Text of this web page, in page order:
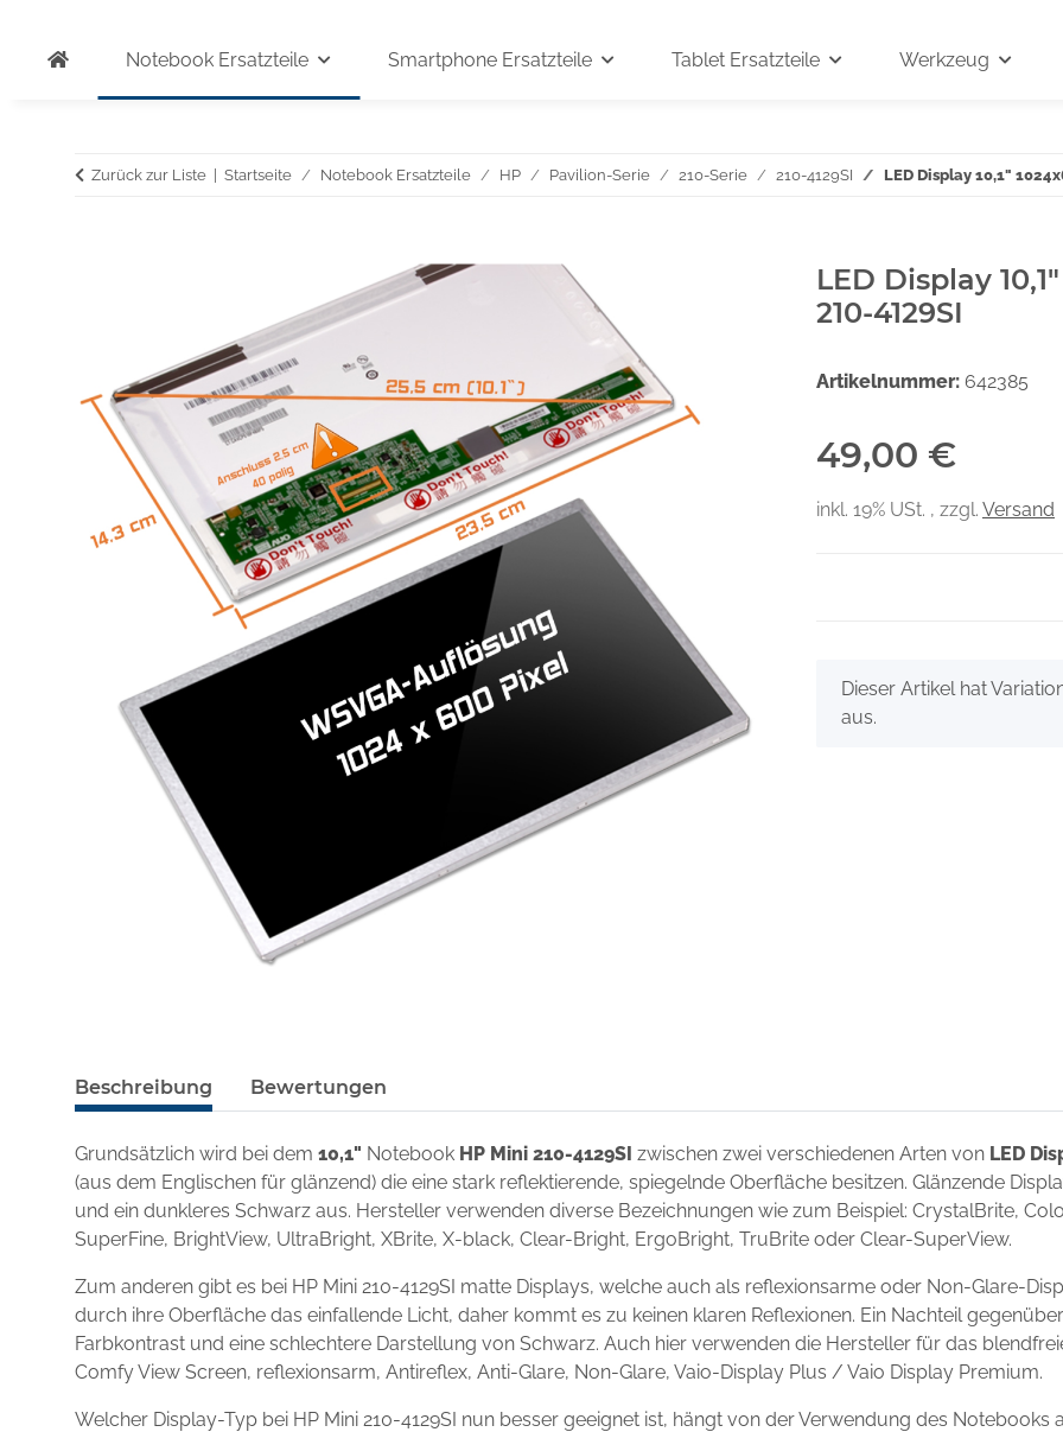
Notebook Ersatzteile Smartphone Ersatzteile Tablet Ersatzteile Werkzeug
Zurück zur Liste Startseite Notebook Ersatzteile HP Pavilion-Serie 210-Serie 210-4129SI LED Display 10,1"
LED Display
210-4129SI
Artikelnummer: 642385
49,00 €
inkl. 19% USt. , zzgl. Versand
xDieser Artikel hat
aus.
Beschreibung Bewertungen
Grundsätzlich wird bei dem 10,1" Notebook HP Mini 210-4129SI zwischen zwei verschiedenen Arten von LED
(aus dem Englischen für glänzend) die eine stark reflektierende, spiegelnde Oberfläche besitzen. Glänzende
und ein dunkleres Schwarz aus. Hersteller verwenden diverse Bezeichnungen wie zum Beispiel: CrystalBrite,
SuperFine, BrightView, UltraBright, XBrite, X-black, Clear-Bright, ErgoBright, TruBrite oder Clear-SuperView.
Zum anderen gibt es bei HP Mini 210-4129SI matte Displays, welche auch als reflexionsarme oder Non-Glare-
durch ihre Oberfläche das einfallende Licht, daher kommt es zu keinen klaren Reflexionen. Ein Nachteil
Farbkontrast und eine schlechtere Darstellung von Schwarz. Auch hier verwenden die Hersteller für das
Comfy View Screen, reflexionsarm, Antireflex, Anti-Glare, Non-Glare, Vaio-Display Plus / Vaio Display Premium.
Welcher Display-Typ bei HP Mini 210-4129SI nun besser geeignet ist, hängt von der Verwendung des